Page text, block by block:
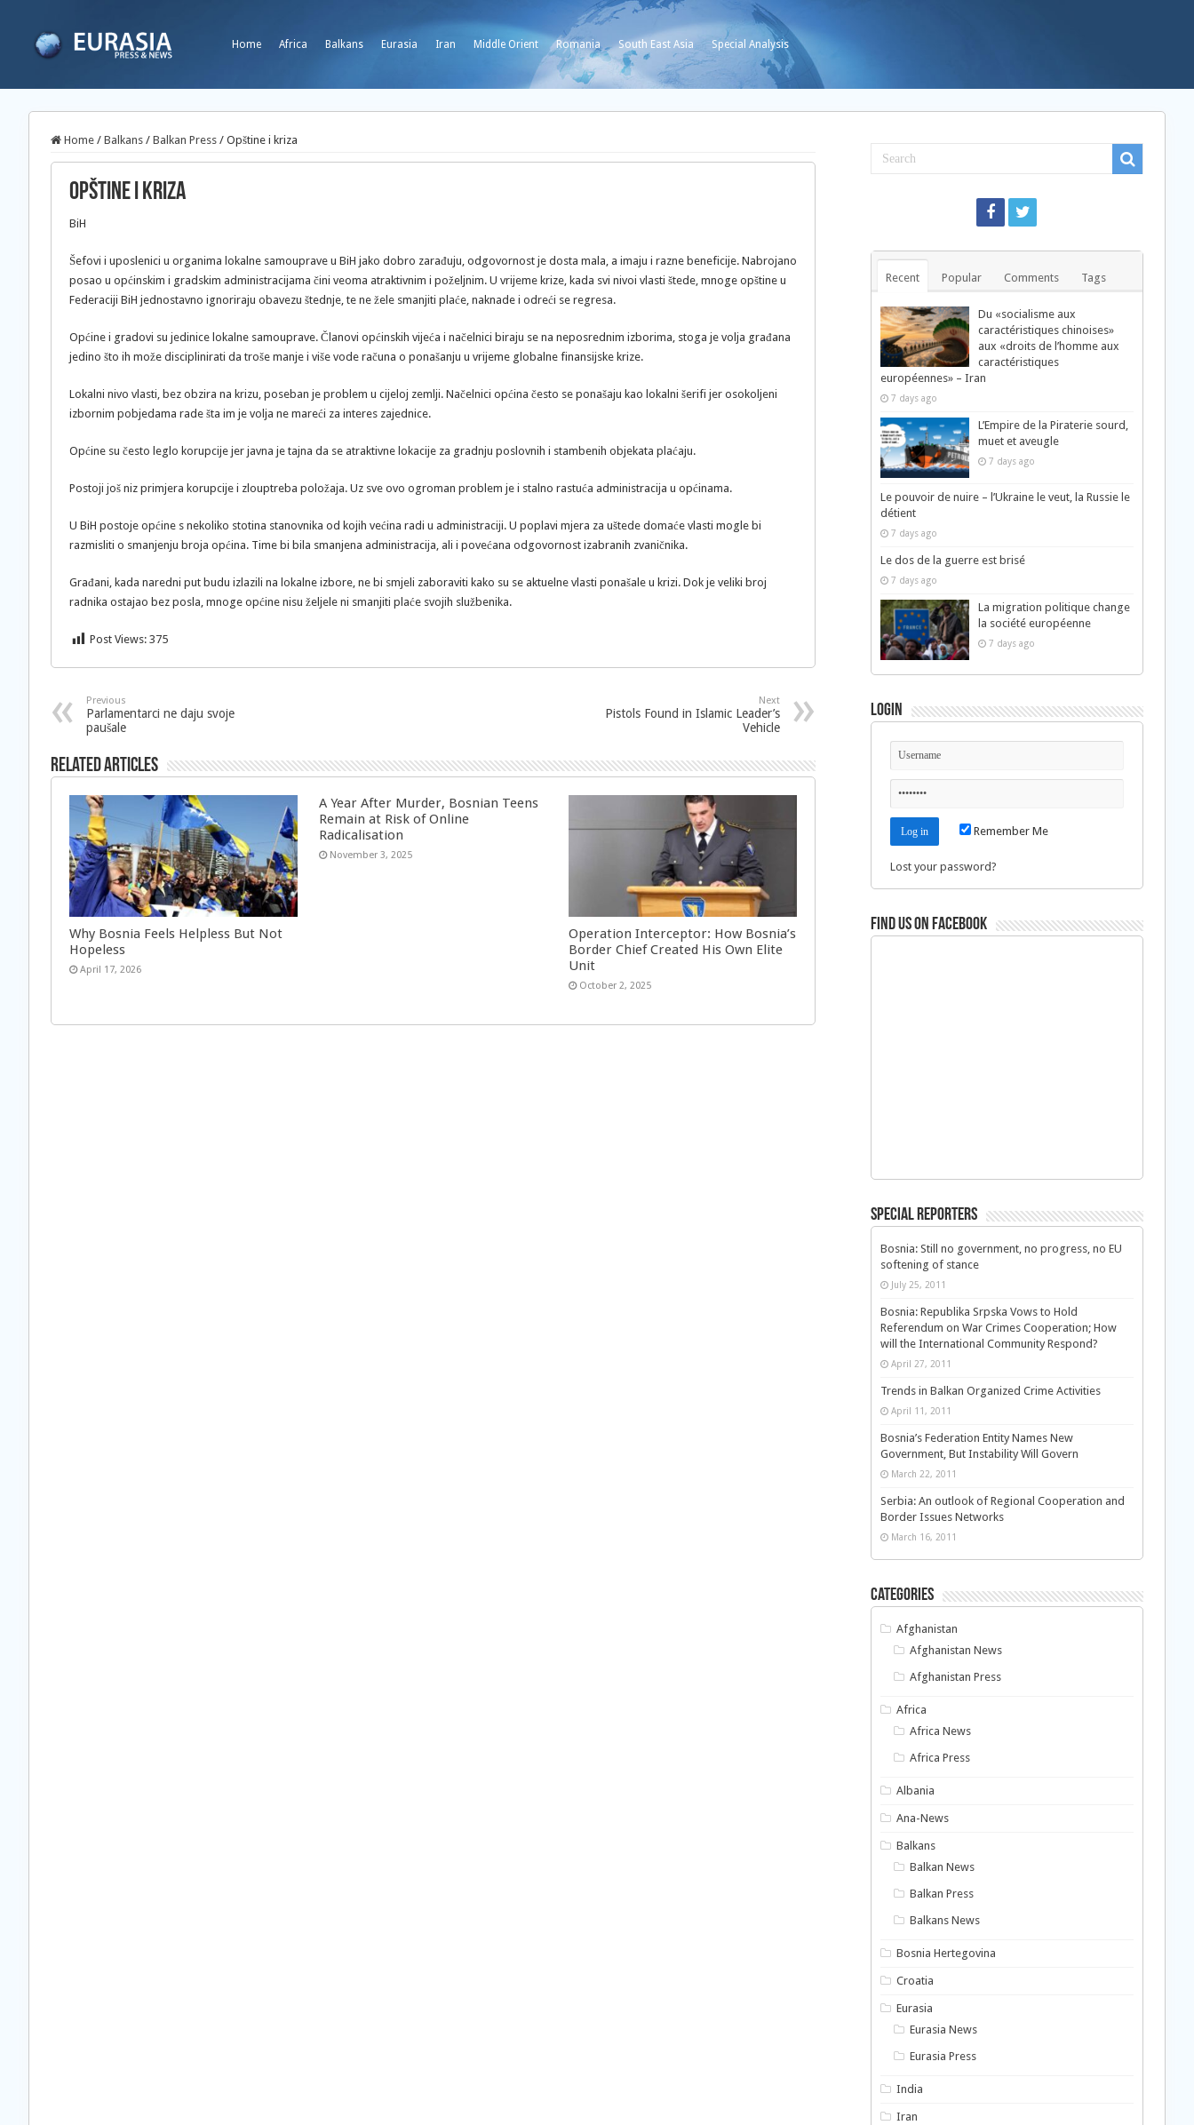
Home Africa Balkans Eurasia Iran Middle Orient Romania South East Asia Special Analysis
Home / Balkans / Balkan Press / Opštine i kriza
Opštine i kriza
BiH
Šefovi i uposlenici u organima lokalne samouprave u BiH jako dobro zarađuju, odgovornost je dosta mala, a imaju i razne beneficije. Nabrojano
posao u općinskim i gradskim administracijama čini veoma atraktivnim i poželjnim. U vrijeme krize, kada svi nivoi vlasti štede, mnoge opštine u
Federaciji BiH jednostavno ignoriraju obavezu štednje, te ne žele smanjiti plaće, naknade i odreći se regresa.
Općine i gradovi su jedinice lokalne samouprave. Članovi općinskih vijeća i načelnici biraju se na neposrednim izborima, stoga je volja građana
jedino što ih može disciplinirati da troše manje i više vode računa o ponašanju u vrijeme globalne finansijske krize.
Lokalni nivo vlasti, bez obzira na krizu, poseban je problem u cijeloj zemlji. Načelnici općina često se ponašaju kao lokalni šerifi jer osokoljeni
izbornim pobjedama rade šta im je volja ne mareći za interes zajednice.
Općine su često leglo korupcije jer javna je tajna da se atraktivne lokacije za gradnju poslovnih i stambenih objekata plaćaju.
Postoji još niz primjera korupcije i zlouptreba položaja. Uz sve ovo ogroman problem je i stalno rastuća administracija u općinama.
U BiH postoje općine s nekoliko stotina stanovnika od kojih većina radi u administraciji. U poplavi mjera za uštede domaće vlasti mogle bi
razmisliti o smanjenju broja općina. Time bi bila smanjena administracija, ali i povećana odgovornost izabranih zvaničnika.
Građani, kada naredni put budu izlazili na lokalne izbore, ne bi smjeli zaboraviti kako su se aktuelne vlasti ponašale u krizi. Dok je veliki broj
radnika ostajao bez posla, mnoge općine nisu željele ni smanjiti plaće svojih službenika.
Post Views: 375
Previous
Parlamentarci ne daju svoje
paušale
Next
Pistols Found in Islamic Leader’s
Vehicle
Related Articles
Why Bosnia Feels Helpless But Not
Hopeless
April 17, 2026
A Year After Murder, Bosnian Teens
Remain at Risk of Online
Radicalisation
November 3, 2025
Operation Interceptor: How Bosnia’s
Border Chief Created His Own Elite
Unit
October 2, 2025
Recent Popular Comments Tags
Du «socialisme aux
caractéristiques chinoises»
aux «droits de l’homme aux
caractéristiques
européennes» – Iran
7 days ago
L’Empire de la Piraterie sourd,
muet et aveugle
7 days ago
Le pouvoir de nuire – l’Ukraine le veut, la Russie le
détient
7 days ago
Le dos de la guerre est brisé
7 days ago
La migration politique change
la société européenne
7 days ago
Login
Remember Me
Lost your password?
Find us on Facebook
Special Reporters
Bosnia: Still no government, no progress, no EU
softening of stance
July 25, 2011
Bosnia: Republika Srpska Vows to Hold
Referendum on War Crimes Cooperation; How
will the International Community Respond?
April 27, 2011
Trends in Balkan Organized Crime Activities
April 11, 2011
Bosnia’s Federation Entity Names New
Government, But Instability Will Govern
March 22, 2011
Serbia: An outlook of Regional Cooperation and
Border Issues Networks
March 16, 2011
Categories
Afghanistan
Afghanistan News
Afghanistan Press
Africa
Africa News
Africa Press
Albania
Ana-News
Balkans
Balkan News
Balkan Press
Balkans News
Bosnia Hertegovina
Croatia
Eurasia
Eurasia News
Eurasia Press
India
Iran